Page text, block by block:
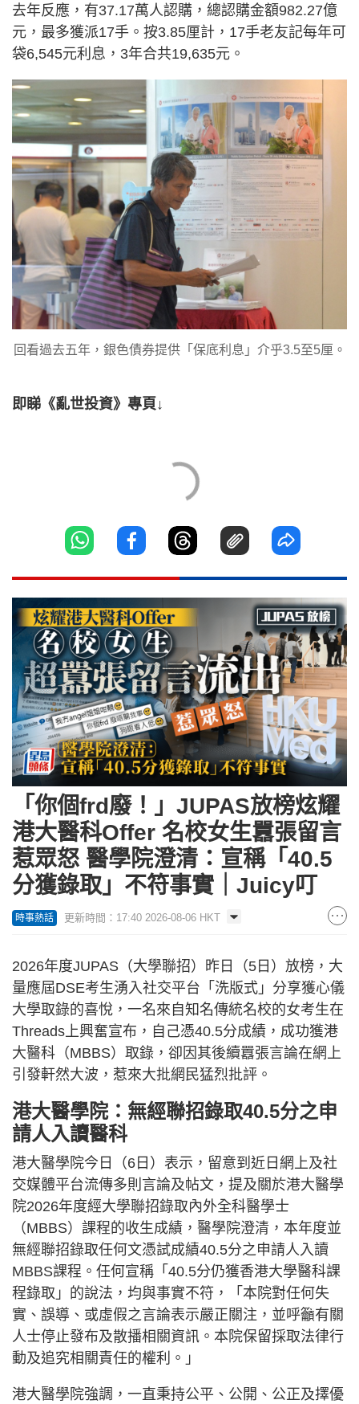
去年反應，有37.17萬人認購，總認購金額982.27億
元，最多獲派17手。按3.85厘計，17手老友記每年可
袋6,545元利息，3年合共19,635元。
回看過去五年，銀色債券提供「保底利息」介乎3.5至5厘。
即睇《亂世投資》專頁↓
「你個frd廢！」JUPAS放榜炫耀
港大醫科Offer 名校女生囂張留言
惹眾怒 醫學院澄清：宣稱「40.5
分獲錄取」不符事實｜Juicy叮
時事熱話 更新時間：17:40 2026-08-06 HKT
2026年度JUPAS（大學聯招）昨日（5日）放榜，大
量應屆DSE考生湧入社交平台「洗版式」分享獲心儀
大學取錄的喜悅，一名來自知名傳統名校的女考生在
Threads上興奮宣布，自己憑40.5分成績，成功獲港
大醫科（MBBS）取錄，卻因其後續囂張言論在網上
引發軒然大波，惹來大批網民猛烈批評。
港大醫學院：無經聯招錄取40.5分之申
請人入讀醫科
港大醫學院今日（6日）表示，留意到近日網上及社
交媒體平台流傳多則言論及帖文，提及關於港大醫學
院2026年度經大學聯招錄取內外全科醫學士
（MBBS）課程的收生成績，醫學院澄清，本年度並
無經聯招錄取任何文憑試成績40.5分之申請人入讀
MBBS課程。任何宣稱「40.5分仍獲香港大學醫科課
程錄取」的說法，均與事實不符，「本院對任何失
實、誤導、或虛假之言論表示嚴正關注，並呼籲有關
人士停止發布及散播相關資訊。本院保留採取法律行
動及追究相關責任的權利。」
港大醫學院強調，一直秉持公平、公開、公正及擇優